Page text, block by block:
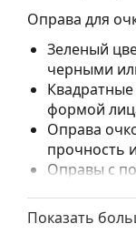
Оправа для
Зеленый
черными
формой
Оправа
прочность
Оправы с
высокими
Показать